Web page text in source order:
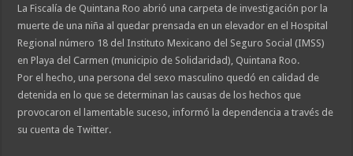
La Fiscalía de Quintana Roo abrió una carpeta de investigación por la
muerte de una niña al quedar prensada en un elevador en el Hospital
Regional número 18 del Instituto Mexicano del Seguro Social (IMSS)
en Playa del Carmen (municipio de Solidaridad), Quintana Roo.
Por el hecho, una persona del sexo masculino quedó en calidad de
detenida en lo que se determinan las causas de los hechos que
provocaron el lamentable suceso, informó la dependencia a través de
su cuenta de Twitter.